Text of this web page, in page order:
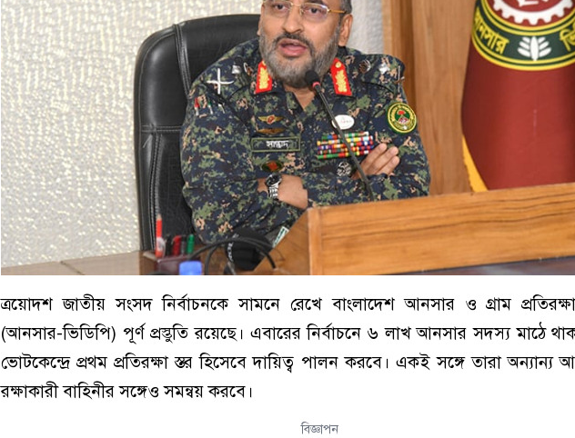
ত্রয়োদশ জাতীয় সংসদ নির্বাচনকে সামনে রেখে বাংলাদেশ আনসার ও গ্রাম
(আনসার-ভিডিপি) পূর্ণ প্রস্তুতি রয়েছে। এবারের নির্বাচনে ৬ লাখ আনসার সদস্য মাঠে
ভোটকেন্দ্রে প্রথম প্রতিরক্ষা স্তর হিসেবে দায়িত্ব পালন করবে। একই সঙ্গে তারা অন্যান্য
রক্ষাকারী বাহিনীর সঙ্গেও সমন্বয় করবে।
বিজ্ঞাপন